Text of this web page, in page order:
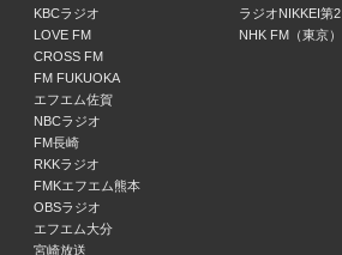
ＲＮＣ季節のハーモニー
石井奏美
17:25 ～ 17:30
Ｓｏｕｎｄ Ｐａｌｅｔｔｅ（再）
西﨑梨乃
17:30 ～ 17:45
ウィークエンド ネットワーク
KBCラジオ
LOVE FM
CROSS FM
FM FUKUOKA
エフエム佐賀
NBCラジオ
FM長崎
RKKラジオ
FMKエフエム熊本
OBSラジオ
エフエム大分
宮崎放送
ラジオNIKKEI第2
NHK FM（東京）